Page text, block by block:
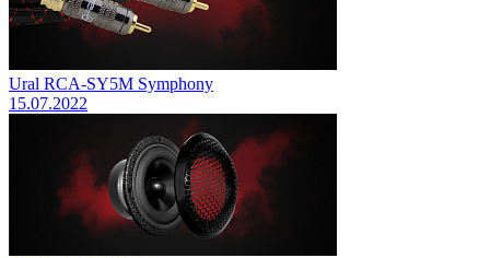
Ural RCA-SY5M Symphony
15.07.2022